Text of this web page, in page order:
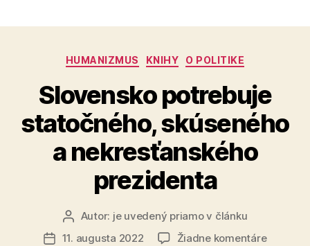
Kategórie
HUMANIZMUS KNIHY O POLITIKE
Slovensko potrebuje
statočného, skúseného
a nekresťanského
prezidenta
Autor
článku
Autor: je uvedený priamo v článku
Dátum
11. augusta 2022 Žiadne komentárena